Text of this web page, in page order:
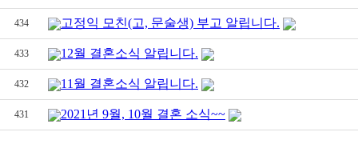
434 고정익 모친(고, 문술생) 부고 알립니다.
433 12월 결혼소식 알립니다.
432 11월 결혼소식 알립니다.
431 2021년 9월, 10월 결혼 소식~~